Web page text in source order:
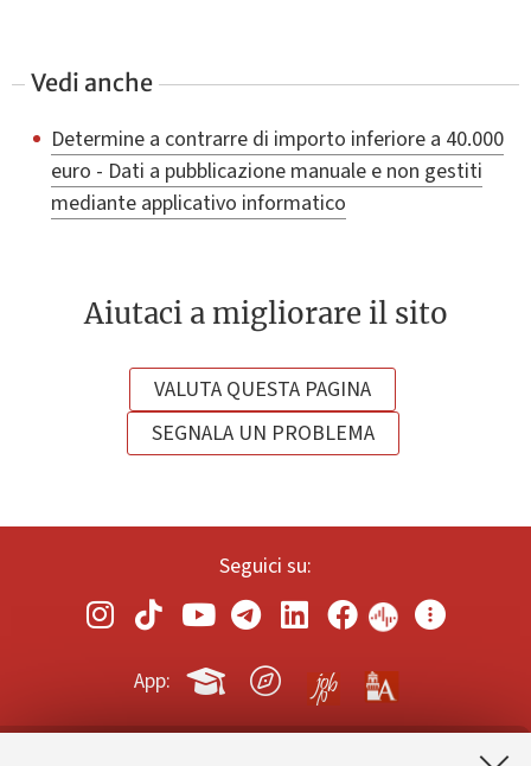
Vedi anche
Determine a contrarre di importo inferiore a 40.000
euro - Dati a pubblicazione manuale e non gestiti
mediante applicativo informatico
Aiutaci a migliorare il sito
VALUTA QUESTA PAGINA
SEGNALA UN PROBLEMA
Seguici su:
App: